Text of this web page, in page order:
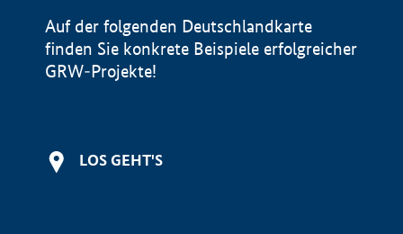
Auf der folgenden Deutschlandkarte
finden Sie konkrete Beispiele erfolgreicher
GRW-Projekte!
LOS GEHT'S